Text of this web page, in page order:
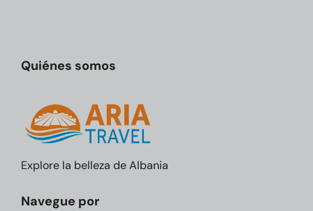
Quiénes somos
Explore la belleza de Albania
Navegue por